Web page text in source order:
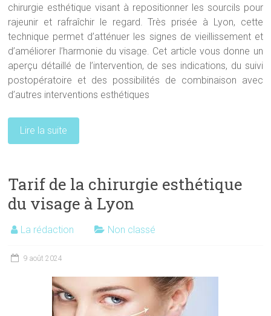
chirurgie esthétique visant à repositionner les sourcils pour
rajeunir et rafraîchir le regard. Très prisée à Lyon, cette
technique permet d’atténuer les signes de vieillissement et
d’améliorer l’harmonie du visage. Cet article vous donne un
aperçu détaillé de l’intervention, de ses indications, du suivi
postopératoire et des possibilités de combinaison avec
d’autres interventions esthétiques
Lire la suite
Tarif de la chirurgie esthétique
du visage à Lyon
La rédaction Non classé
9 août 2024